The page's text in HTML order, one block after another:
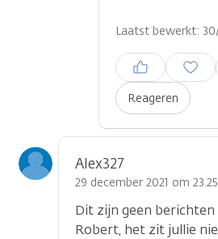
Laatst bewerkt:
Reageren
Inloggen om een
plaatsen
Alex327
29 december 2021 om 23.25
Dit zijn geen
Robert, het zit jullie